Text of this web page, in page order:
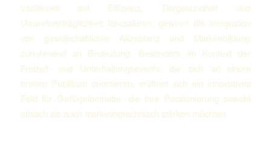
traditionell auf Effizienz, Tiergesundheit und
Umweltverträglichkeit fokussieren, gewinnt die Integration
von gesellschaftlicher Akzeptanz und Markenbildung
zunehmend an Bedeutung. Besonders im Kontext der
Freizeit- und Unterhaltungsevents, die sich an einem
breiten Publikum orientieren, eröffnet sich ein innovatives
Feld für Geflügelbetriebe, die ihre Positionierung sowohl
ethisch als auch marketingtechnisch stärken möchten.